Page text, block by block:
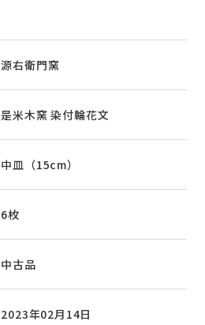
源右衛門窯
是米木窯 染付輪花文
中皿（15cm）
6枚
中古品
2023年02月14日